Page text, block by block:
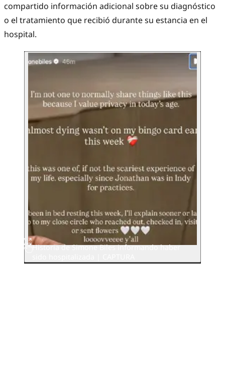
compartido información adicional sobre su diagnóstico
o el tratamiento que recibió durante su estancia en el
hospital.
Historia de Simone Biles informando haber